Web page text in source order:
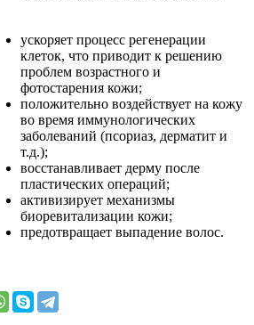
ускоряет процесс регенерации
клеток, что приводит к решению
проблем возрастного и
фотостарения кожи;
положительно воздействует на кожу
во время иммунологических
заболеваний (псориаз, дерматит и
т.д.);
восстанавливает дерму после
пластических операций;
активизирует механизмы
биоревитализации кожи;
предотвращает выпадение волос.